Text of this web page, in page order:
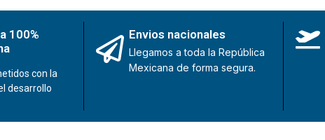
100%
con la
desarrollo
Envios nacionales
Llegamos a toda la República
Mexicana de forma segura.